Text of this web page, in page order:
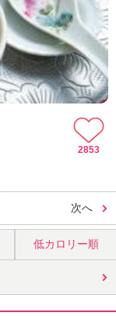
2853
次へ
低カロリー順